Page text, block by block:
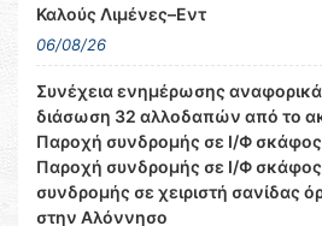
Καλούς Λιμένες–Εντ
06/08/26
Συνέχεια ενημέρωσης
διάσωση 32 αλλοδαπών από το
Παροχή συνδρομής σε Ι/Φ
Παροχή συνδρομής σε Ι/Φ
συνδρομής σε χειριστή σανίδας
στην Αλόννησο